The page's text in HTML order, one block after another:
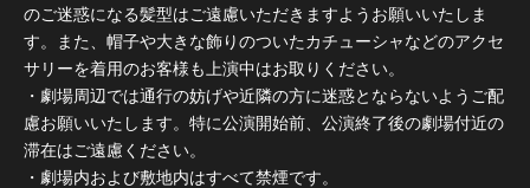
のご迷惑になる髪型はご遠慮いただきますようお願いいたしま
す。また、帽子や大きな飾りのついたカチューシャなどのアクセ
サリーを着用のお客様も上演中はお取りください。
・劇場周辺では通行の妨げや近隣の方に迷惑とならないようご配
慮お願いいたします。特に公演開始前、公演終了後の劇場付近の
滞在はご遠慮ください。
・劇場内および敷地内はすべて禁煙です。